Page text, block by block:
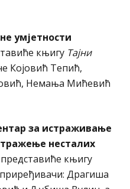
умјетности
књигу Тајни
Којовић Тепић,
Немања Мићевић
за истраживање
несталих
представиће књигу
приређивачи: Драгиша